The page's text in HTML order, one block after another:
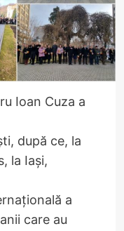
Ioan Cuza a
după ce, la
la Iaşi,
a
care au